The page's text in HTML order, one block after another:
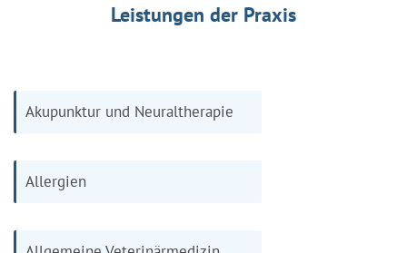
Leistungen der Praxis
Akupunktur und Neuraltherapie
Allergien